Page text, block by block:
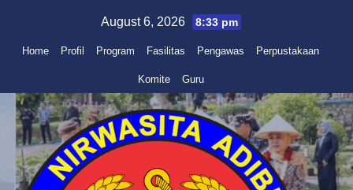
content
August 6, 2026 8:33 pm
Home Profil Program Fasilitas Pengawas Perpustakaan
Komite Guru